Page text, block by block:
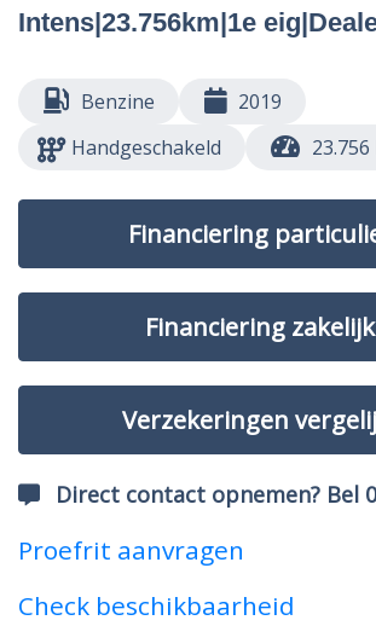
Intens|23.756km|1e
Benzine
2019
Handgeschakeld
23.756
Financiering
Financiering zakelijk
Verzekeringen
Direct contact opnemen? Bel
Proefrit aanvragen
Check beschikbaarheid